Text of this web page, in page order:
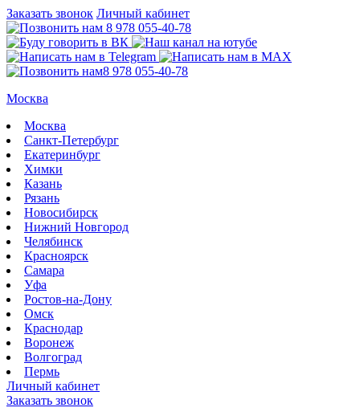
Заказать звонок Личный кабинет
8 978 055-40-78
8 978 055-40-78
Москва
Москва
Санкт-Петербург
Екатеринбург
Химки
Казань
Рязань
Новосибирск
Нижний Новгород
Челябинск
Красноярск
Самара
Уфа
Ростов-на-Дону
Омск
Краснодар
Воронеж
Волгоград
Пермь
Личный кабинет
Заказать звонок